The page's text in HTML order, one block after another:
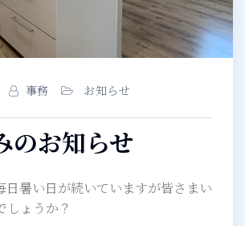
事務 お知らせ
のお知らせ
日暑い日が続いていますが皆さまい
しょうか？